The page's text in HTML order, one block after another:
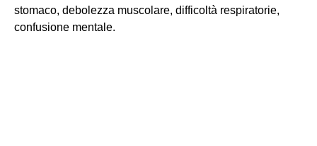
stomaco, debolezza muscolare, difficoltà respiratorie,
confusione mentale.